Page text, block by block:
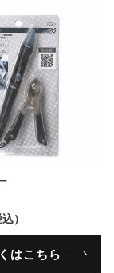
）
はこちら